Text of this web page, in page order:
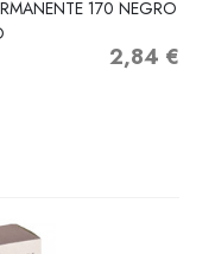
170 NEGRO
Precio
2,84 €